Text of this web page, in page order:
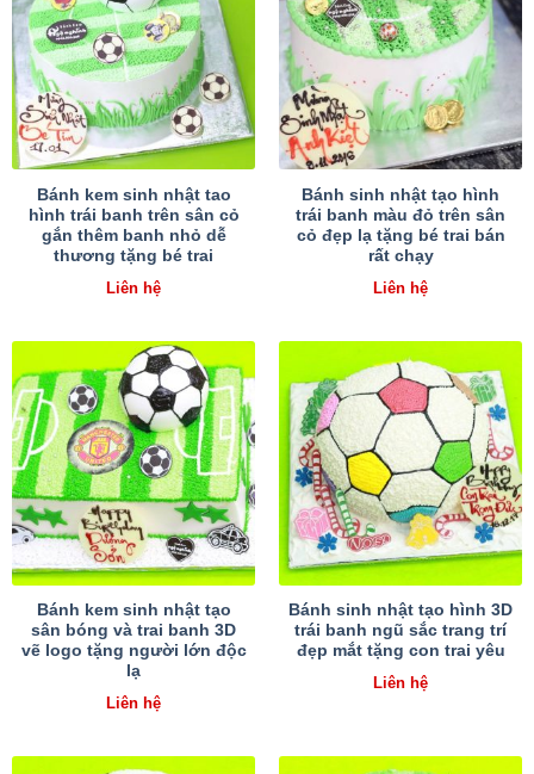
Bánh kem sinh nhật tao
hình trái banh trên sân cỏ
gắn thêm banh nhỏ dễ
thương tặng bé trai
Liên hệ
Bánh sinh nhật tạo hình
trái banh màu đỏ trên sân
cỏ đẹp lạ tặng bé trai bán
rất chạy
Liên hệ
Bánh kem sinh nhật tạo
sân bóng và trai banh 3D
vẽ logo tặng người lớn độc
lạ
Liên hệ
Bánh sinh nhật tạo hình 3D
trái banh ngũ sắc trang trí
đẹp mắt tặng con trai yêu
Liên hệ